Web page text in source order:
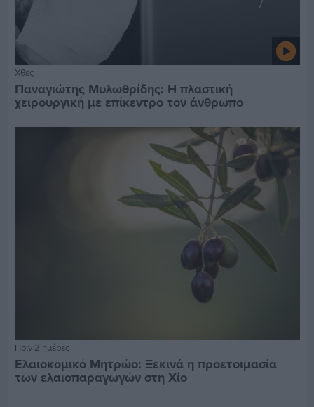
Χθες
Παναγιώτης Μυλωθρίδης: Η πλαστική
χειρουργική με επίκεντρο τον άνθρωπο
Πριν 2 ημέρες
Ελαιοκομικό Μητρώο: Ξεκινά η προετοιμασία
των ελαιοπαραγωγών στη Χίο